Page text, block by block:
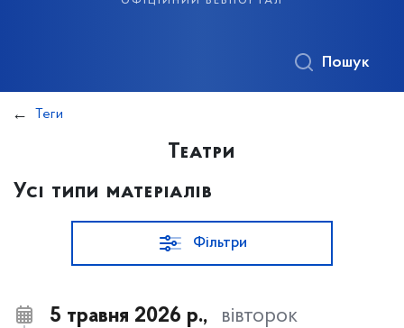
Пошук
Теги
Театри
Усі типи матеріалів
Фільтри
5 травня 2026 р., вівторок